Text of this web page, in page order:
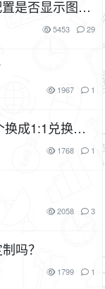
是否显示图
移除隐藏代
5453 29
1967 1
成1:1兑换？
1768 1
2058 3
吗？
1799 1